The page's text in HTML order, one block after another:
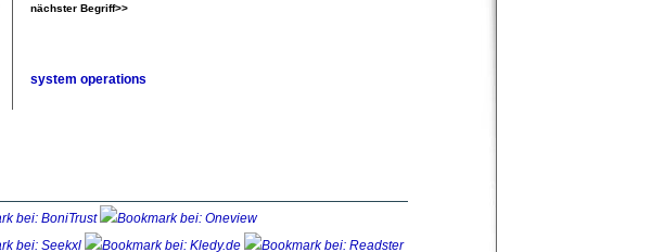
nächster Begriff>>
system operations